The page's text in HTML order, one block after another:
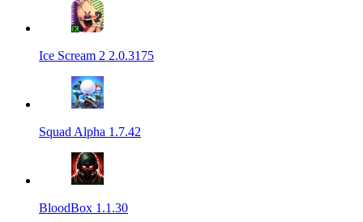
Ice Scream 2 2.0.3175
Squad Alpha 1.7.42
BloodBox 1.1.30